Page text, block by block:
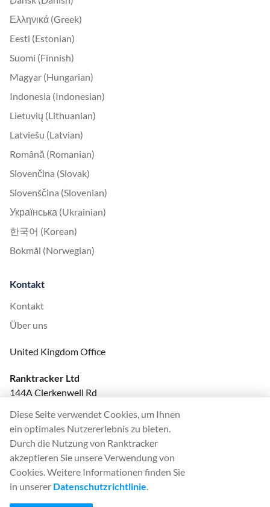
Ελληνικά (Greek)
Eesti (Estonian)
Suomi (Finnish)
Magyar (Hungarian)
Indonesia (Indonesian)
Lietuvių (Lithuanian)
Latviešu (Latvian)
Română (Romanian)
Slovenčina (Slovak)
Slovenščina (Slovenian)
Українська (Ukrainian)
한국어 (Korean)
Bokmål (Norwegian)
Kontakt
Kontakt
Über uns
United Kingdom Office
Ranktracker Ltd
144A Clerkenwell Rd
Company No: 08820809
felix@ranktracker.com
2015 -2026© Ranktracker. All Rights Reserved.
Diese Seite verwendet Cookies, um Ihnen
ein optimales Nutzererlebnis zu bieten.
Durch die Nutzung von Ranktracker
akzeptieren Sie unsere Verwendung von
Cookies. Weitere Informationen finden Sie
in unserer Datenschutzrichtlinie.